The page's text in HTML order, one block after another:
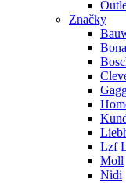
Značky
Lzf
Moll
Nidi